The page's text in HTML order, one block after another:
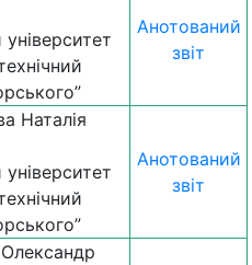
Анотований
звіт
Наталія
Анотований
звіт